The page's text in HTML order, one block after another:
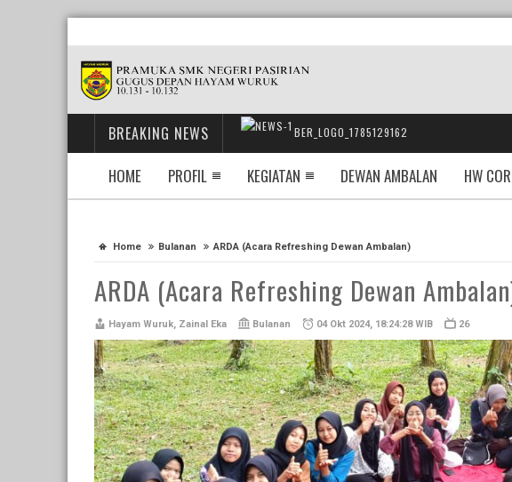
BREAKING NEWS BER_LOGO_1785129162
HOME PROFIL KEGIATAN DEWAN AMBALAN HW
Home Bulanan ARDA (Acara Refreshing Dewan Ambalan)
ARDA (Acara Refreshing Dewan
Hayam Wuruk, Zainal Eka Bulanan 04 Okt 2024, 18:24:28 WIB 26